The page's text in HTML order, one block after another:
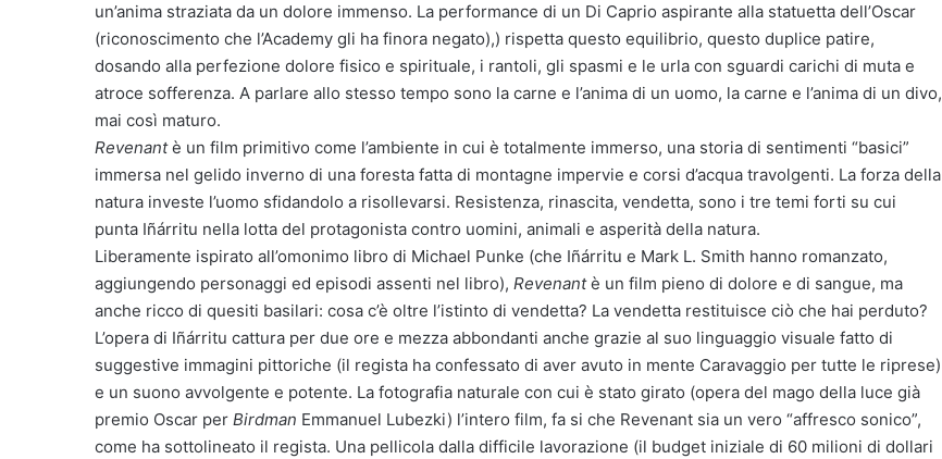
un’anima straziata da un dolore immenso. La performance di un Di Caprio aspirante alla statuetta dell’Oscar
(riconoscimento che l’Academy gli ha finora negato),) rispetta questo equilibrio, questo duplice patire,
dosando alla perfezione dolore fisico e spirituale, i rantoli, gli spasmi e le urla con sguardi carichi di muta e
atroce sofferenza. A parlare allo stesso tempo sono la carne e l’anima di un uomo, la carne e l’anima di un divo,
mai così maturo.
Revenantè un film primitivo come l’ambiente in cui è totalmente immerso, una storia di sentimenti “basici”
immersa nel gelido inverno di una foresta fatta di montagne impervie e corsi d’acqua travolgenti. La forza della
natura investe l’uomo sfidandolo a risollevarsi. Resistenza, rinascita, vendetta, sono i tre temi forti su cui
punta Iñárritu nella lotta del protagonista contro uomini, animali e asperità della natura.
Liberamente ispirato all’omonimo libro di Michael Punke (che Iñárritu e Mark L. Smith hanno romanzato,
aggiungendo personaggi ed episodi assenti nel libro), Revenantè un film pieno di dolore e di sangue, ma
anche ricco di quesiti basilari: cosa c’è oltre l’istinto di vendetta? La vendetta restituisce ciò che hai perduto?
L’opera di Iñárritu cattura per due ore e mezza abbondanti anche grazie al suo linguaggio visuale fatto di
suggestive immagini pittoriche (il regista ha confessato di aver avuto in mente Caravaggio per tutte le riprese)
e un suono avvolgente e potente. La fotografia naturale con cui è stato girato (opera del mago della luce già
premio Oscar per Birdman Emmanuel Lubezki) l’intero film, fa si che Revenant sia un vero “affresco sonico”,
come ha sottolineato il regista. Una pellicola dalla difficile lavorazione (il budget iniziale di 60 milioni di dollari